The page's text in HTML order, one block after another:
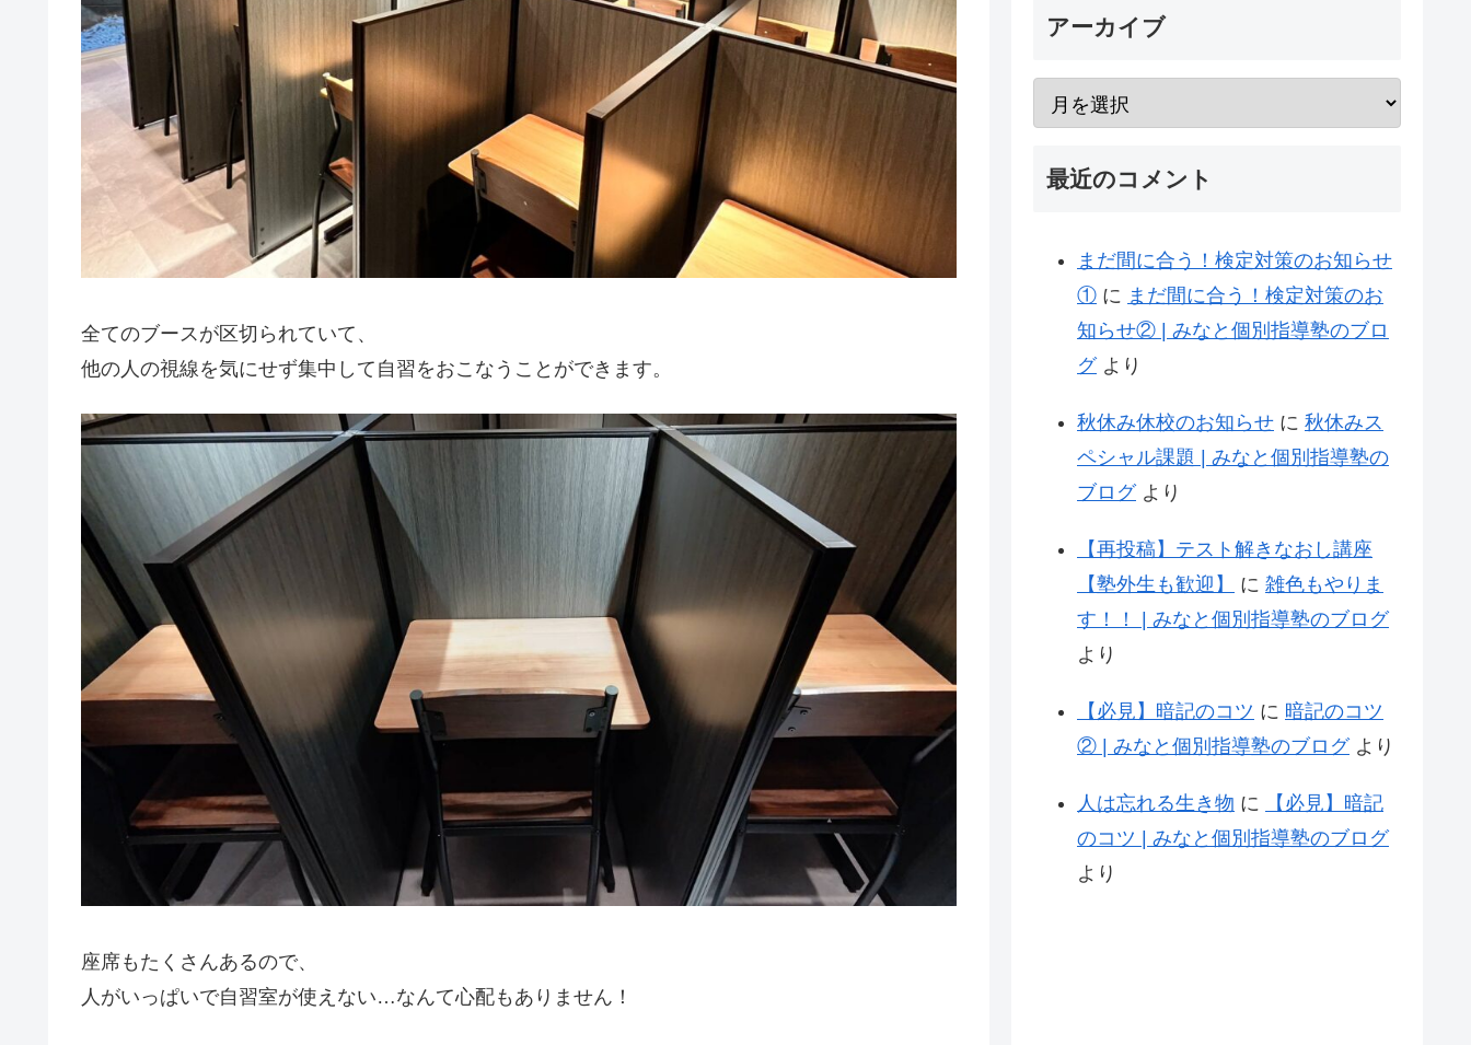
全てのブースが区切られていて、
他の人の視線を気にせず集中して自習をおこなうことができます。
座席もたくさんあるので、
人がいっぱいで自習室が使えない…なんて心配もありません！
アーカイブ
最近のコメント
まだ間に合う！検定対策のお知らせ
① に まだ間に合う！検定対策のお
知らせ② | みなと個別指導塾のブロ
グより
秋休み休校のお知らせ に 秋休みス
ペシャル課題 | みなと個別指導塾の
ブログより
【再投稿】テスト解きなおし講座
【塾外生も歓迎】
に 雑色もやりま
す！！ | みなと個別指導塾のブログ
より
【必見】暗記のコツ に 暗記のコツ
② | みなと個別指導塾のブログより
人は忘れる生き物 に
【必見】暗記
のコツ | みなと個別指導塾のブログ
より